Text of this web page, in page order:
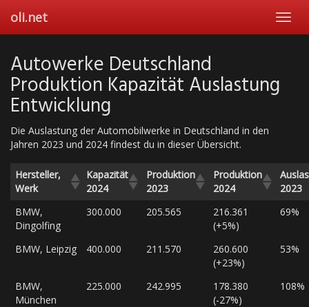
main
oli.net
Autowerke Deutschland
Produktion Kapazität Auslastung
Entwicklung
Die Auslastung der Automobilwerke in Deutschland in den
Jahren 2023 und 2024 findest du in dieser Übersicht.
Hersteller,
Werk
Kapazität
2024
Produktion
2023
Produktion
2024
2023
BMW,
Dingolfing
300.000 205.565
216.361
(+5%)
69%
BMW, Leipzig 400.000 211.570
260.600
(+23%)
53%
BMW,
München
225.000 242.995
178.380
(-27%)
108%